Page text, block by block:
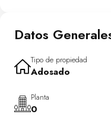
Descubre un auténtico
aprovechar al máximo el
terrazas son perfectas
brindando un toque
los meses más calurosos.
Datos
Tipo de propiedad
Adosado
Planta
0